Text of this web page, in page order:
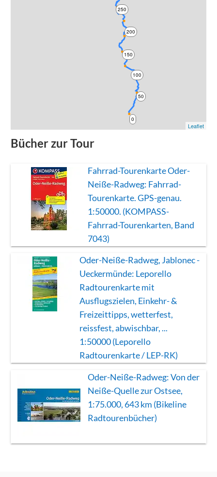
0
50
100
150
200
250
Leaflet
Bücher zur Tour
Fahrrad-Tourenkarte Oder-
Neiße-Radweg: Fahrrad-
Tourenkarte. GPS-genau.
1:50000. (KOMPASS-
Fahrrad-Tourenkarten, Band
7043)
Oder-Neiße-Radweg, Jablonec -
Ueckermünde: Leporello
Radtourenkarte mit
Ausflugszielen, Einkehr- &
Freizeittipps, wetterfest,
reissfest, abwischbar, ...
1:50000 (Leporello
Radtourenkarte / LEP-RK)
Oder-Neiße-Radweg: Von der
Neiße-Quelle zur Ostsee,
1:75.000, 643 km (Bikeline
Radtourenbücher)